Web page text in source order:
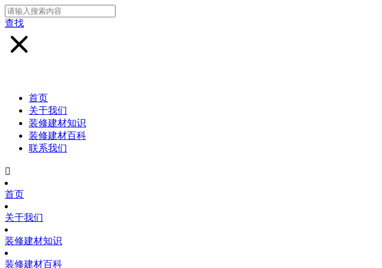
查找
首页
关于我们
装修建材知识
装修建材百科
联系我们

首页
关于我们
装修建材知识
装修建材百科